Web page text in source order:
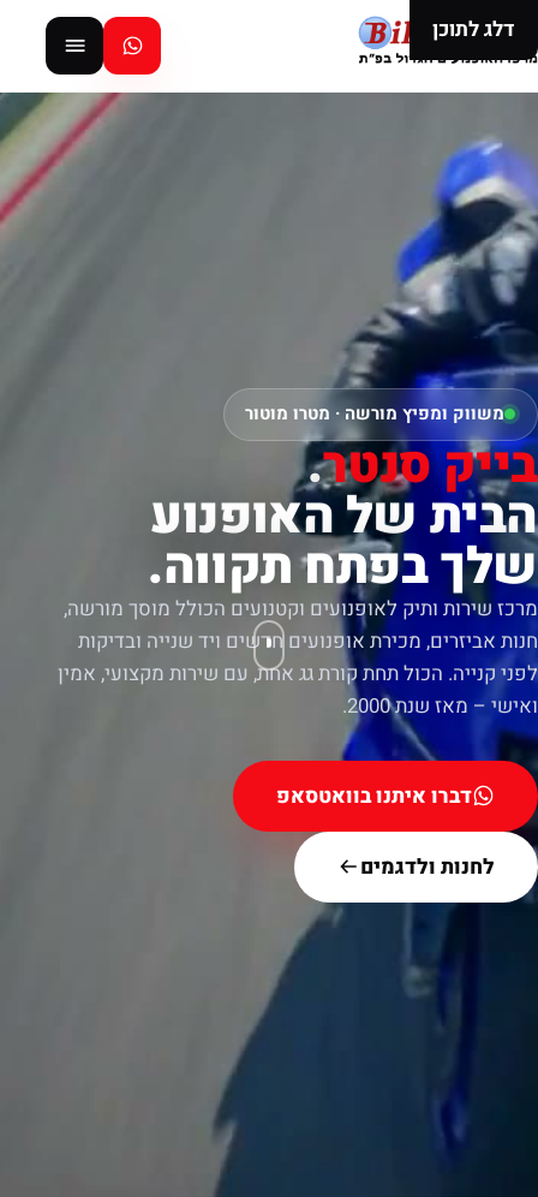
דלג לתוכן
משווק ומפיץ מורשה · מטרו מוטור
בייק סנטר.
הבית של האופנוע
שלך בפתח תקווה.
מרכז שירות ותיק לאופנועים וקטנועים הכולל מוסך מורשה,
חנות אביזרים, מכירת אופנועים חדשים ויד שנייה ובדיקות
לפני קנייה. הכול תחת קורת גג אחת, עם שירות מקצועי, אמין
ואישי – מאז שנת 2000.
דברו איתנו בוואטסאפ
לחנות ולדגמים